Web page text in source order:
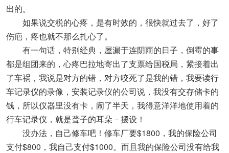
出的。
如果说交税的心疼，是有时效的，很快就过去了，好了
伤疤，疼也就不那么扎心了。
有一句话，特别经典，屋漏于连阴雨的日子，倒霉的事
都是组团来的，心疼巴拉地寄出了支票给国税局，紧接着出
了车祸，我说是对方的错，对方咬死了是我的错，我要读行
车记录仪的录像，安装记录仪的公司说，我没有交存储卡的
钱，所以仪器里没有卡，闹了半天，我得意洋洋地使用着的
行车记录仪，就是聋子的耳朵－摆设！
没办法，自己修车吧！修车厂要$1800，我的保险公司
支付$800，我自己支付$1000。而且我的保险公司没有给我